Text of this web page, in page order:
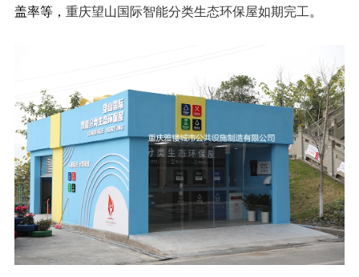
盖率等， 重庆望山国际智能分类生态环保屋如期完工。